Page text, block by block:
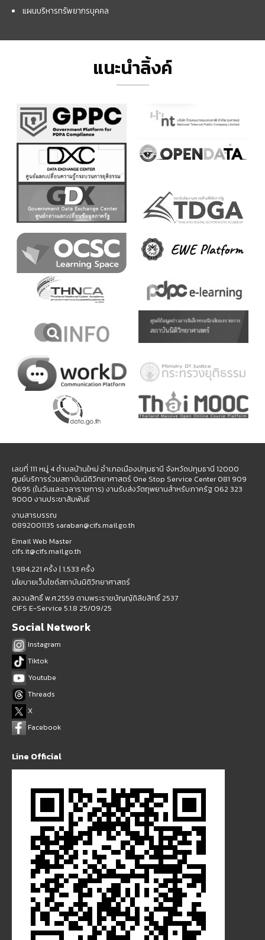
แผนบริหารทรัพยากรบุคคล
แนะนำลิ้งค์
เลขที่ 111 หมู่ 4 ตำบลบ้านใหม่ อำเภอเมืองปทุมธานี จังหวัดปทุมธานี 12000
ศูนย์บริการร่วมสถาบันนิติวิทยาศาสตร์ One Stop Service Center 081 909
0695 (ในวันและเวลาราชการ) งานรับส่งวัตถุพยานสำหรับภาครัฐ 062 323
9000 งานประชาสัมพันธ์
งานสารบรรณ
0892001135 saraban@cifs.mail.go.th
Email Web Master
cifs.it@cifs.mail.go.th
1,984,221 ครั้ง | 1,533 ครั้ง
นโยบายเว็บไซต์สถาบันนิติวิทยาศาสตร์
สงวนสิทธิ์ พ.ศ.2559 ตามพระราชบัญญัติลิขสิทธิ์ 2537
CIFS E-Service 5.1.8 25/09/25
Social Network
Instagram
Tiktok
Youtube
Threads
X
Facebook
Line Official